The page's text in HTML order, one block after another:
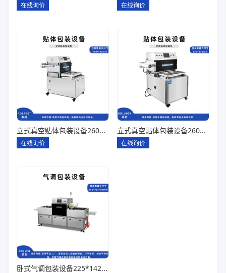
在线询价 在线询价
立式真空贴体包装设备260*180一出四
在线询价
立式真空贴体包装设备260*180一出二
在线询价
卧式气调包装设备225*142*80一出六